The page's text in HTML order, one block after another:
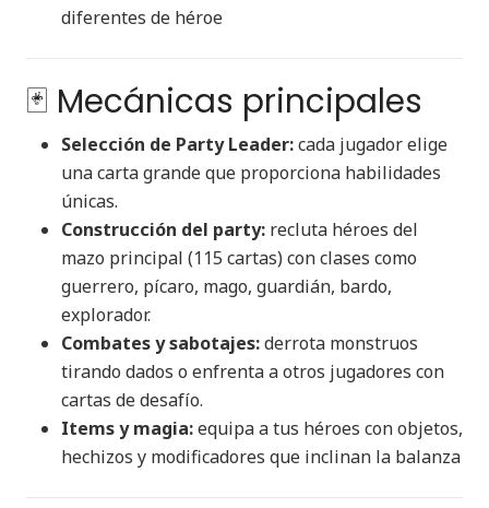
diferentes de héroe
🃏 Mecánicas principales
Selección de Party Leader:cada jugador elige
una carta grande que proporciona habilidades
únicas.
Construcción del party: recluta héroes del
mazo principal (115 cartas) con clases como
guerrero, pícaro, mago, guardián, bardo,
explorador.
Combates y sabotajes:derrota monstruos
tirando dados o enfrenta a otros jugadores con
cartas de desafío.
Items y magia:equipa a tus héroes con objetos,
hechizos y modificadores que inclinan la balanza